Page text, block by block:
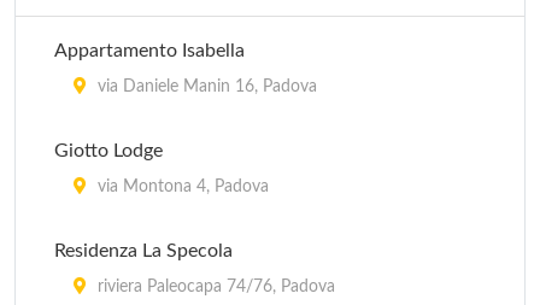
Appartamento Isabella
via Daniele Manin 16, Padova
Giotto Lodge
via Montona 4, Padova
Residenza La Specola
riviera Paleocapa 74/76, Padova